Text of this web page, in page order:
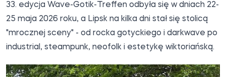
33. edycja Wave-Gotik-Treffen odbyła się w dniach 22-
25 maja 2026 roku, a Lipsk na kilka dni stał się stolicą
"mrocznej sceny" - od rocka gotyckiego i darkwave po
industrial, steampunk, neofolk i estetykę wiktoriańską.